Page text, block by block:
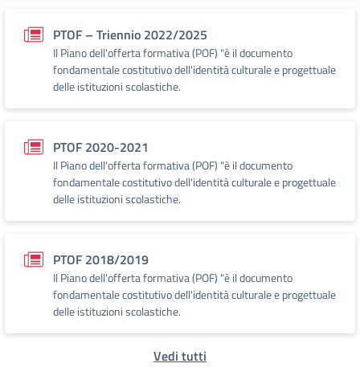
PTOF – Triennio 2022/2025
Il Piano dell'offerta formativa (POF) "è il documento
fondamentale costitutivo dell'identità culturale e progettuale
delle istituzioni scolastiche.
PTOF 2020-2021
Il Piano dell'offerta formativa (POF) "è il documento
fondamentale costitutivo dell'identità culturale e progettuale
delle istituzioni scolastiche.
PTOF 2018/2019
Il Piano dell'offerta formativa (POF) "è il documento
fondamentale costitutivo dell'identità culturale e progettuale
delle istituzioni scolastiche.
Vedi tutti